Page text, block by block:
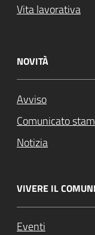
Vita lavorativa
NOVITÀ
Avviso
Comunicato
Notizia
VIVERE IL
Eventi